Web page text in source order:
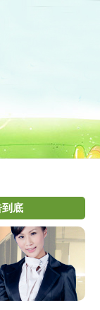
底